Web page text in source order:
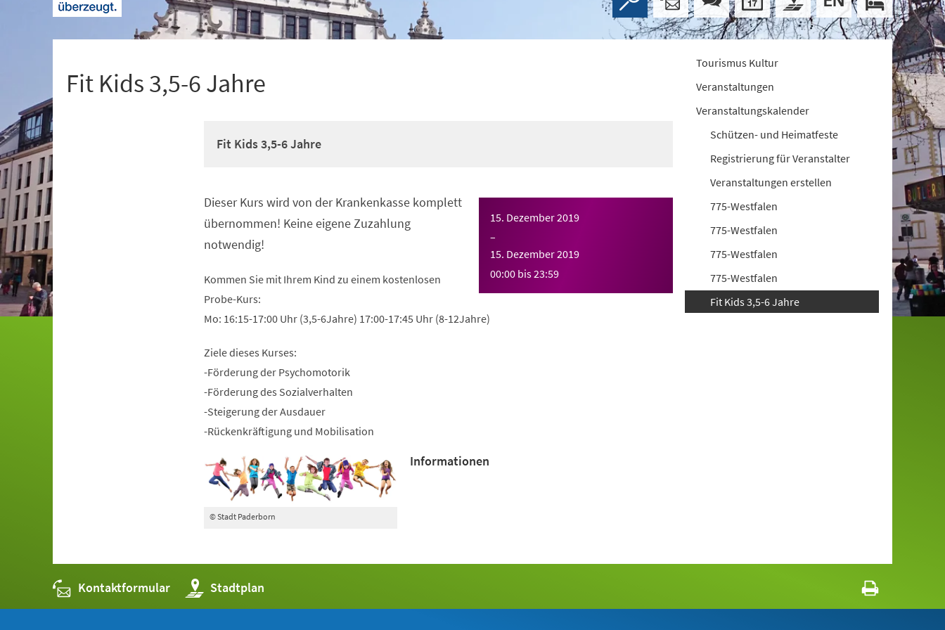
Fit Kids 3,5-6 Jahre
Fit Kids 3,5-6 Jahre
15. Dezember 2019
–
15. Dezember 2019
00:00 bis23:59
Dieser Kurs wird von der Krankenkasse komplett
übernommen! Keine eigene Zuzahlung
notwendig!
Kommen Sie mit Ihrem Kind zu einem kostenlosen
Probe-Kurs:
Mo: 16:15-17:00 Uhr (3,5-6Jahre) 17:00-17:45 Uhr (8-12Jahre)
Ziele dieses Kurses:
-Förderung der Psychomotorik
-Förderung des Sozialverhalten
-Steigerung der Ausdauer
-Rückenkräftigung und Mobilisation
© Stadt Paderborn
Informationen
Tourismus Kultur
Veranstaltungen
Veranstaltungskalender
Schützen- und Heimatfeste
Registrierung für Veranstalter
Veranstaltungen erstellen
775-Westfalen
775-Westfalen
775-Westfalen
775-Westfalen
Fit Kids 3,5-6 Jahre
Kontaktformular Stadtplan
(Öffnet
in
einem